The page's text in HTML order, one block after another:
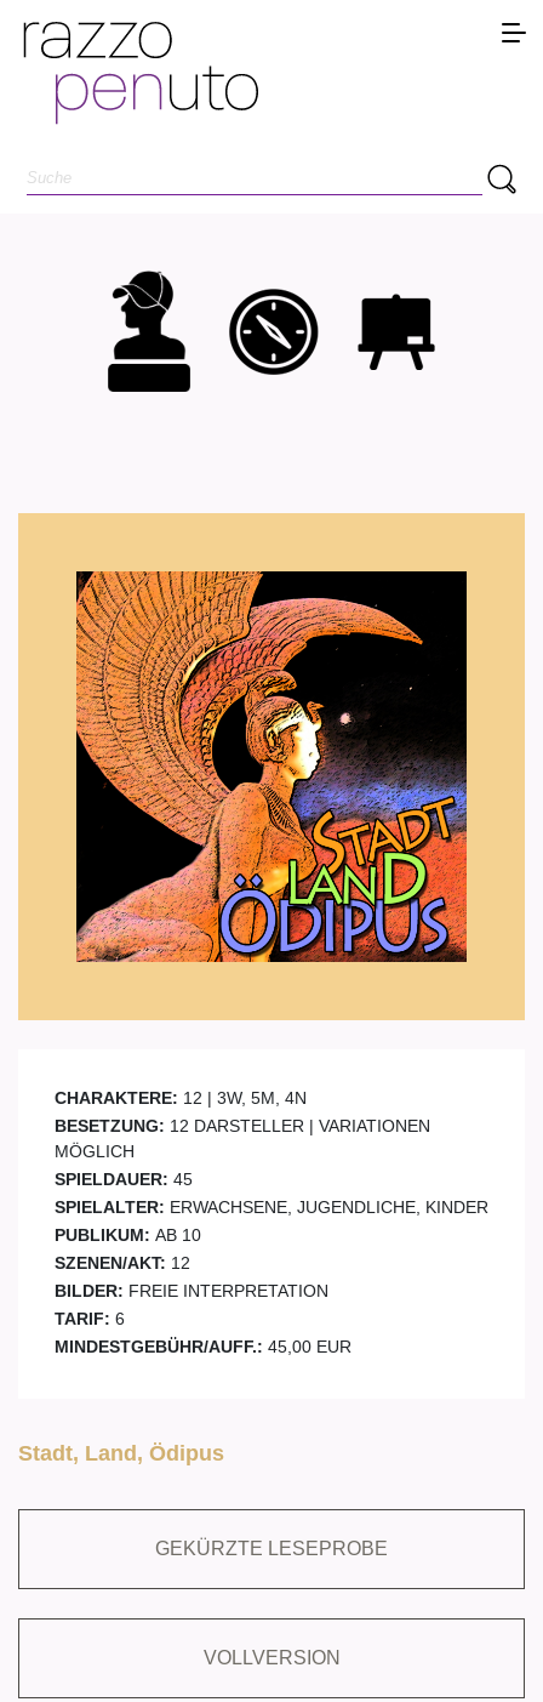
CHARAKTERE: 12 | 3W, 5M, 4N
BESETZUNG: 12 DARSTELLER | VARIATIONEN
MÖGLICH
SPIELDAUER: 45
SPIELALTER: ERWACHSENE, JUGENDLICHE, KINDER
PUBLIKUM: AB 10
SZENEN/AKT: 12
BILDER: FREIE INTERPRETATION
TARIF: 6
MINDESTGEBÜHR/AUFF.: 45,00 EUR
Stadt, Land, Ödipus
GEKÜRZTE LESEPROBE
VOLLVERSION